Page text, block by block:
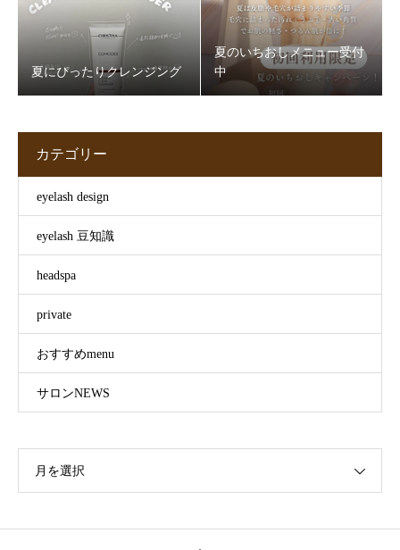
夏にぴったりクレンジング
夏のいちおしメニュー受付
中
カテゴリー
eyelash design
eyelash 豆知識
headspa
private
おすすめmenu
サロンNEWS
月を選択